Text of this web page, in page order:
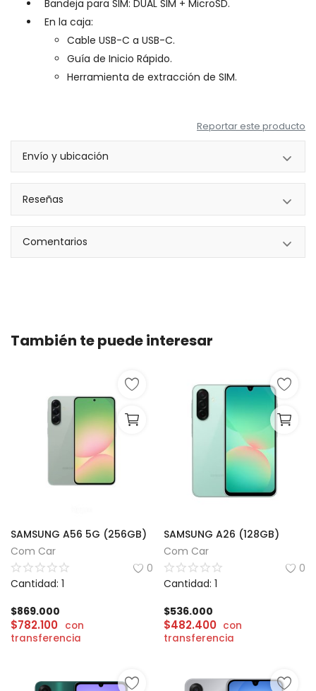
Bandeja para SIM: DUAL SIM + MicroSD.
En la caja:
Cable USB-C a USB-C.
Guía de Inicio Rápido.
Herramienta de extracción de SIM.
Reportar este producto
Envío y ubicación
Reseñas
Comentarios
También te puede interesar
SAMSUNG A56 5G (256GB)
Com Car
0
Cantidad: 1
$869.000
$782.100 con
transferencia
SAMSUNG A26 (128GB)
Com Car
0
Cantidad: 1
$536.000
$482.400 con
transferencia